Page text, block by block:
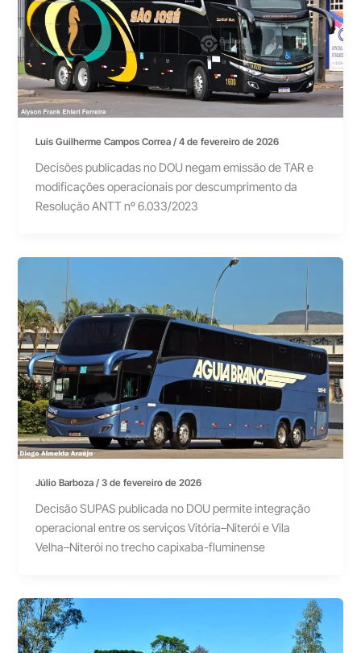
Luís Guilherme Campos Correa/4 de fevereiro de 2026
Decisões publicadas no DOU negam emissão de TAR e
modificações operacionais por descumprimento da
Resolução ANTT nº 6.033/2023
Júlio Barboza/3 de fevereiro de 2026
Decisão SUPAS publicada no DOU permite integração
operacional entre os serviços Vitória–Niterói e Vila
Velha–Niterói no trecho capixaba-fluminense